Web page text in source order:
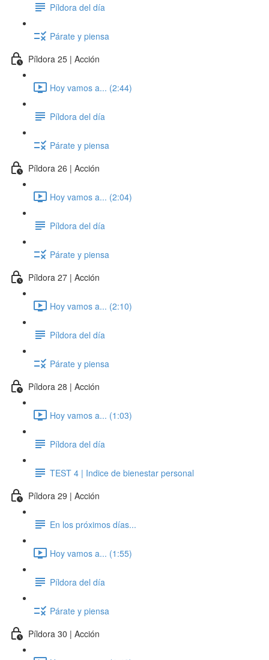
Píldora del día
Párate y piensa
Píldora 25 | Acción
Hoy vamos a... (2:44)
Píldora del día
Párate y piensa
Píldora 26 | Acción
Hoy vamos a... (2:04)
Píldora del día
Párate y piensa
Píldora 27 | Acción
Hoy vamos a... (2:10)
Píldora del día
Párate y piensa
Píldora 28 | Acción
Hoy vamos a... (1:03)
Píldora del día
TEST 4 | Indice de bienestar personal
Píldora 29 | Acción
En los próximos días...
Hoy vamos a... (1:55)
Píldora del día
Párate y piensa
Píldora 30 | Acción